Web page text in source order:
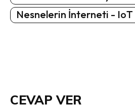
Nesnelerin İnterneti - IoT
CEVAP VER